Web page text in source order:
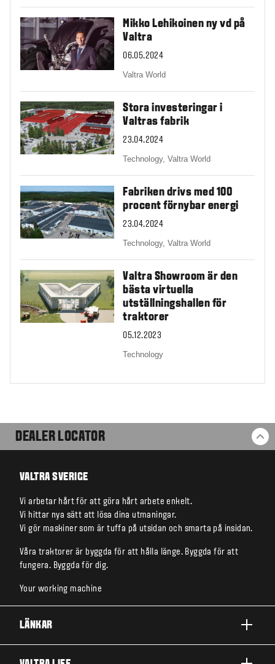
Mikko Lehikoinen ny vd på
Valtra
06.05.2024
Valtra World
Stora investeringar i
Valtras fabrik
23.04.2024
Technology,Valtra World
Fabriken drivs med 100
procent förnybar energi
23.04.2024
Technology,Valtra World
Valtra Showroom är den
bästa virtuella
utställningshallen för
traktorer
05.12.2023
Technology
DEALER LOCATOR
VALTRA SVERIGE
Vi arbetar hårt för att göra hårt arbete enkelt.
Vi hittar nya sätt att lösa dina utmaningar.
Vi gör maskiner som är tuffa på utsidan och smarta på insidan.
Våra traktorer är byggda för att hålla länge. Byggda för att
fungera. Byggda för dig.
Your working machine
LÄNKAR